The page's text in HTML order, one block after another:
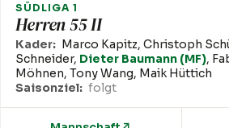
SÜDLIGA 1
Herren 55 II
Kader: Marco Kapitz, Christoph
Schneider, Dieter Baumann (MF),
Möhnen, Tony Wang, Maik Hüttich
Saisonziel: folgt